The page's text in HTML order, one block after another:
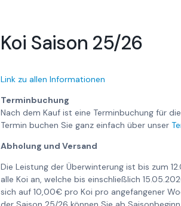
Koi Saison 25/26
Link zu allen Informationen
Terminbuchung
Nach dem Kauf ist eine Terminbuchung für
Termin buchen Sie ganz einfach über unser
Abholung und Versand
Die Leistung der Überwinterung ist bis zum
alle Koi an, welche bis einschließlich
sich auf 10,00€ pro Koi pro angefangener